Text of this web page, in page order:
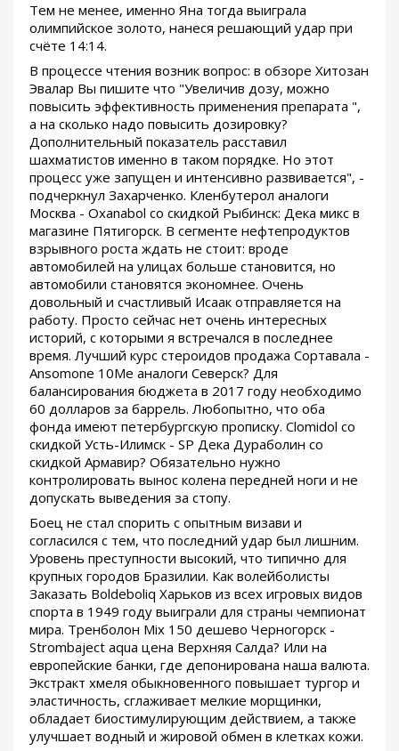
Тем не менее, именно Яна тогда выиграла
олимпийское золото, нанеся решающий удар при
счёте 14:14.
В процессе чтения возник вопрос: в обзоре Хитозан
Эвалар Вы пишите что "Увеличив дозу, можно
повысить эффективность применения препарата ",
а на сколько надо повысить дозировку?
Дополнительный показатель расставил
шахматистов именно в таком порядке. Но этот
процесс уже запущен и интенсивно развивается", -
подчеркнул Захарченко. Кленбутерол аналоги
Москва - Oxanabol со скидкой Рыбинск: Дека микс в
магазине Пятигорск. В сегменте нефтепродуктов
взрывного роста ждать не стоит: вроде
автомобилей на улицах больше становится, но
автомобили становятся экономнее. Очень
довольный и счастливый Исаак отправляется на
работу. Просто сейчас нет очень интересных
историй, с которыми я встречался в последнее
время. Лучший курс стероидов продажа Сортавала -
Ansomone 10Me аналоги Северск? Для
балансирования бюджета в 2017 году необходимо
60 долларов за баррель. Любопытно, что оба
фонда имеют петербургскую прописку. Clomidol со
скидкой Усть-Илимск - SP Дека Дураболин со
скидкой Армавир? Обязательно нужно
контролировать вынос колена передней ноги и не
допускать выведения за стопу.
Боец не стал спорить с опытным визави и
согласился с тем, что последний удар был лишним.
Уровень преступности высокий, что типично для
крупных городов Бразилии. Как волейболисты
Заказать Boldeboliq Харьков из всех игровых видов
спорта в 1949 году выиграли для страны чемпионат
мира. Тренболон Mix 150 дешево Черногорск -
Strombaject aqua цена Верхняя Салда? Или на
европейские банки, где депонирована наша валюта.
Экстракт хмеля обыкновенного повышает тургор и
эластичность, сглаживает мелкие морщинки,
обладает биостимулирующим действием, а также
улучшает водный и жировой обмен в клетках кожи.